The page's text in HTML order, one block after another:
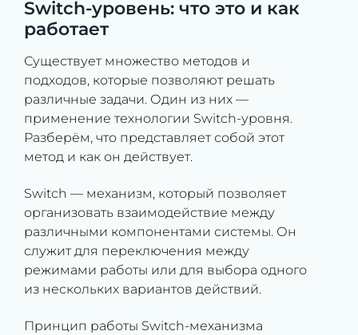
Switch-уровень: что это и как
работает
Существует множество методов и
подходов, которые позволяют решать
различные задачи. Один из них —
применение технологии Switch-уровня.
Разберём, что представляет собой этот
метод и как он действует.
Switch — механизм, который позволяет
организовать взаимодействие между
различными компонентами системы. Он
служит для переключения между
режимами работы или для выбора одного
из нескольких вариантов действий.
Принцип работы Switch-механизма